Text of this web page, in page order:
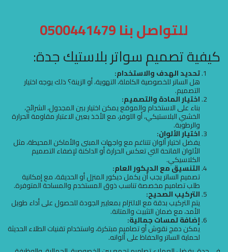
للتواصل بنا 0500441479
كيفية تصميم سواتر بلاستيك جدة:
تحديد الهدف والاستخدام:
هل الساتر للخصوصية الكاملة، التهوية، أو الزينة؟ ذلك يوجه اختيار
التصميم.
اختيار المادة والتصميم:
بناء على الاستخدام والموقع يمكن اختيار بين المجدول، الشرائح،
الخشبي البلاستيكي، أو اللوفر، مع الأخذ بعين الاعتبار مقاومة الحرارة
والرطوبة.
اختيار الألوان:
يفضل اختيار ألوان تتناغم مع واجهات المبنى والأماكن المحيطة، مثل
الألوان الفاتحة التي تعكس الحرارة أو الداكنة لإضفاء التصميم
الكلاسيكي.
التنسيق مع الديكور العام:
تصميم الساتر يجب أن يكمل ديكور المنزل أو الحديقة، مع إمكانية
طلب تصاميم مخصصة تناسب ذوق المستخدم والمساحة المتوفرة.
التركيب الصحيح:
يتم التركيب بدقة مع الالتزام بمعايير الجودة للحصول على أداء طويل
الأمد، مع ضمان التثبيت والمتانة.
إضافة لمسات جمالية:
يمكن دمج نقوش أو تصاميم مبتكرة، واستخدام تقنيات الطلاء الحديثة
لحماية الساتر والحفاظ على ألوانه.